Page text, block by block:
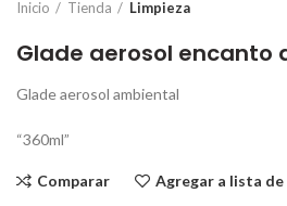
Inicio Tienda Limpieza
Glade aerosol encanto
Glade aerosol ambiental
“360ml”
Comparar Agregar a lista de